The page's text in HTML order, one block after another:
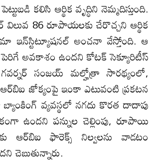
కలిసి ఆర్థిక వృద్ధిని నెమ్మదిస్తుంది.
86 రూపాయలకు చేరొచ్చని ఆర్థిక
ఇన్‌స్టిట్యూషనల్‌ అంచనా వేస్తోంది. ఆ
అవకాశం ఉందని కోటక్‌ సెక్యూరిటీస్‌
సంజయ్‌ మల్హోత్రా సారథ్యంలో,
జోక్యంపై ఇంకా ఎటువంటి ప్రకటన
వ్యవస్థలో నగదు కొరత దాదాపు
ఉందని పన్నుల చెల్లింపు, రూపాయి
ఆర్‌బిఐ ఫారెక్స్‌ నిల్వలను వాడటం
చెబుతున్నారు.